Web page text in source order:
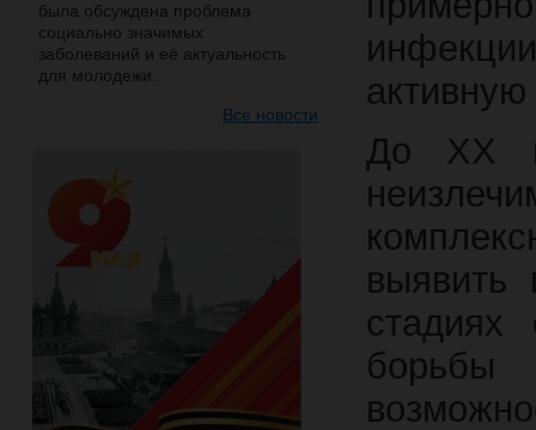
была обсуждена проблема
социально значимых
заболеваний и её актуальность
для молодежи.
Все новости
До XX
выявить
стадиях
борьбы